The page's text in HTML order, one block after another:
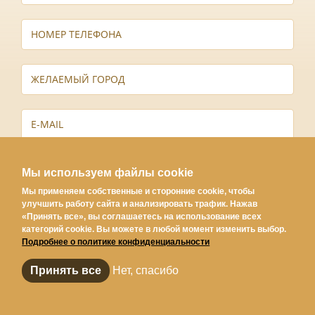
Мы используем файлы cookie
Мы применяем собственные и сторонние cookie, чтобы
улучшить работу сайта и анализировать трафик. Нажав
«Принять все», вы соглашаетесь на использование всех
категорий cookie. Вы можете в любой момент изменить выбор.
Подробнее о политике конфиденциальности
Принять все Нет, спасибо